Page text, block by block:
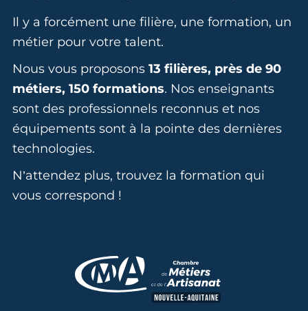
Il y a forcément une filière, une formation, un
métier pour votre talent.
Nous vous proposons 13 filières, près de 90
métiers, 150 formations. Nos enseignants
sont des professionnels reconnus et nos
équipements sont à la pointe des dernières
technologies.
N’attendez plus, trouvez la formation qui
vous correspond !